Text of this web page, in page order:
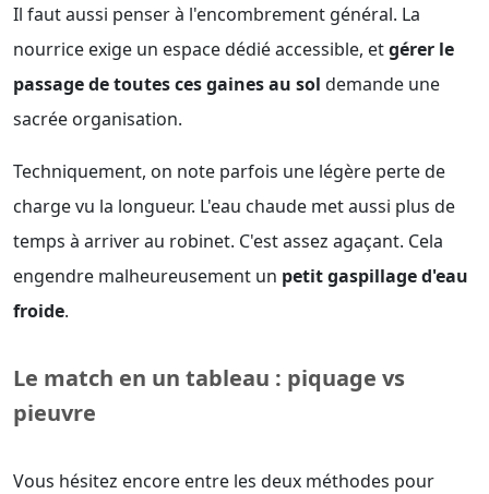
Il faut aussi penser à l'encombrement général. La
nourrice exige un espace dédié accessible, etgérer le
passage de toutes ces gaines au sol demande une
sacrée organisation.
Techniquement, on note parfois une légère perte de
charge vu la longueur. L'eau chaude met aussi plus de
temps à arriver au robinet. C'est assez agaçant. Cela
engendre malheureusement un petit gaspillage d'eau
froide.
Le match en un tableau : piquage vs
pieuvre
Vous hésitez encore entre les deux méthodes pour